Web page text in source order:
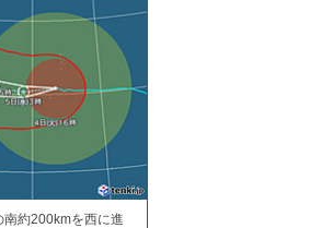
約200kmを西に進